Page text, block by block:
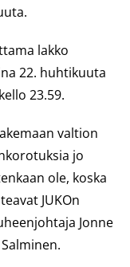
lakko
22. huhtikuuta
23.59.
valtion
jo
ole, koska
JUKOn
Jonne